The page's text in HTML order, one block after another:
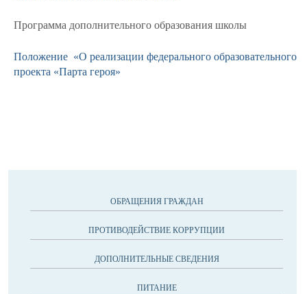
Программа дополнительного образования школы
Положение «О реализации федерального образовательного
проекта «Парта героя»
ОБРАЩЕНИЯ ГРАЖДАН
ПРОТИВОДЕЙСТВИЕ КОРРУПЦИИ
ДОПОЛНИТЕЛЬНЫЕ СВЕДЕНИЯ
ПИТАНИЕ